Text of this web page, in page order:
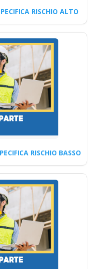
basso
con
2025
un
e
per
accordo
RISCHIO ALTO
RISCHIO BASSO